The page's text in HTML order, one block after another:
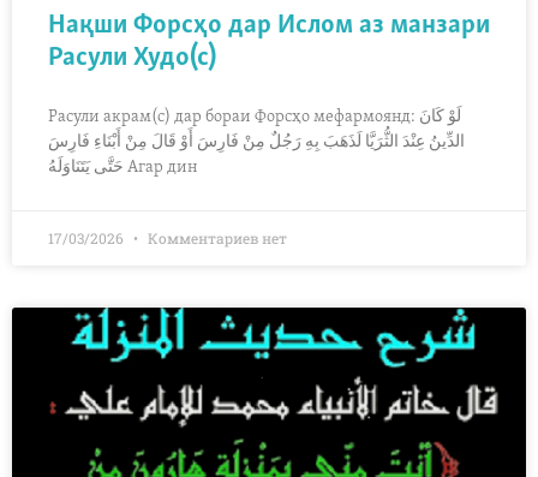
Нақши Форсҳо дар Ислом аз манзари
Расули Худо(с)
Расули акрам(с) дар бораи Форсҳо мефармоянд: ‏لَوْ كَانَ
الدِّينُ عِنْدَ ‏الثُّرَيَّا‏ ‏لَذَهَبَ بِهِ رَجُلٌ مِنْ فَارِسَ ‏أَوْ قَالَ مِنْ أَبْنَاءِ فَارِسَ
‏حَتَّى يَتَنَاوَلَهُ Агар дин
17/03/2026 Комментариев нет